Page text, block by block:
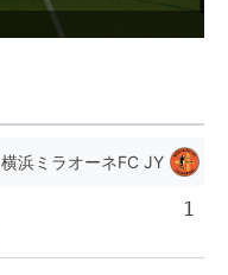
横浜ミラオーネFC JY
1